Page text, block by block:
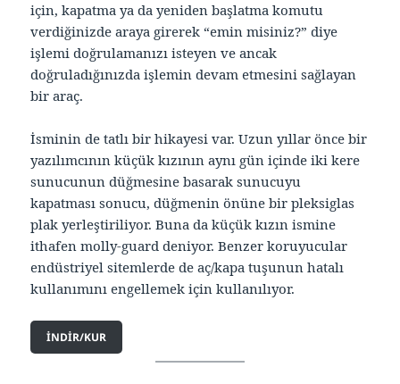
için, kapatma ya da yeniden başlatma komutu
verdiğinizde araya girerek “emin misiniz?” diye
işlemi doğrulamanızı isteyen ve ancak
doğruladığınızda işlemin devam etmesini sağlayan
bir araç.
İsminin de tatlı bir hikayesi var. Uzun yıllar önce bir
yazılımcının küçük kızının aynı gün içinde iki kere
sunucunun düğmesine basarak sunucuyu
kapatması sonucu, düğmenin önüne bir pleksiglas
plak yerleştiriliyor. Buna da küçük kızın ismine
ithafen molly-guard deniyor. Benzer koruyucular
endüstriyel sitemlerde de aç/kapa tuşunun hatalı
kullanımını engellemek için kullanılıyor.
INDIR/KUR